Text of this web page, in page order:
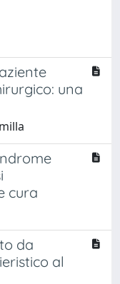
una
cura
da
al